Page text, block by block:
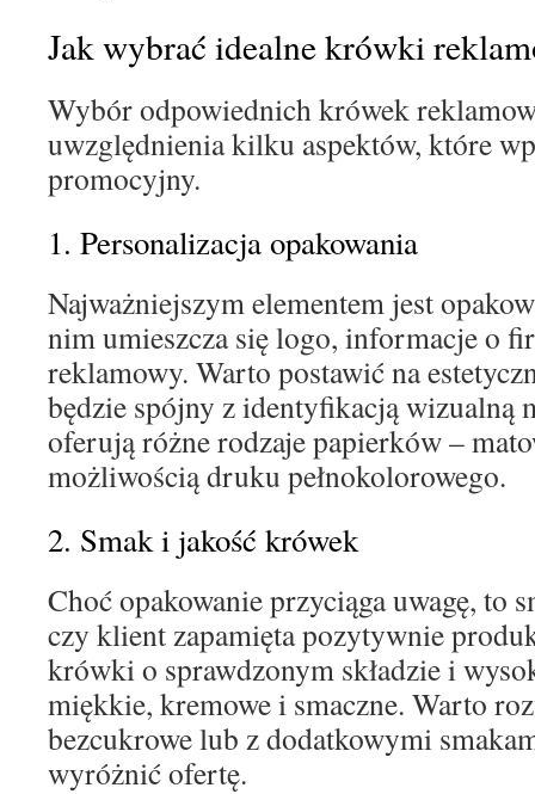
Jak wybrać idealne krówki
Wybór odpowiednich krówek
uwzględnienia kilku aspektów, które
promocyjny.
1. Personalizacja opakowania
Najważniejszym elementem jest
nim umieszcza się logo, informacje o
reklamowy. Warto postawić na
będzie spójny z identyfikacją
oferują różne rodzaje papierków –
możliwością druku pełnokolorowego.
2. Smak i jakość krówek
Choć opakowanie przyciąga uwagę, to
czy klient zapamięta pozytywnie
krówki o sprawdzonym składzie i
miękkie, kremowe i smaczne. Warto
bezcukrowe lub z dodatkowymi
wyróżnić ofertę.